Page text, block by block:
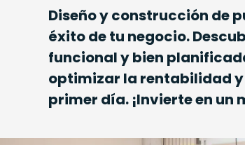
Diseño y construcción de
éxito de tu negocio.
funcional y bien
optimizar la rentabilidad y
primer día. ¡Invierte en un